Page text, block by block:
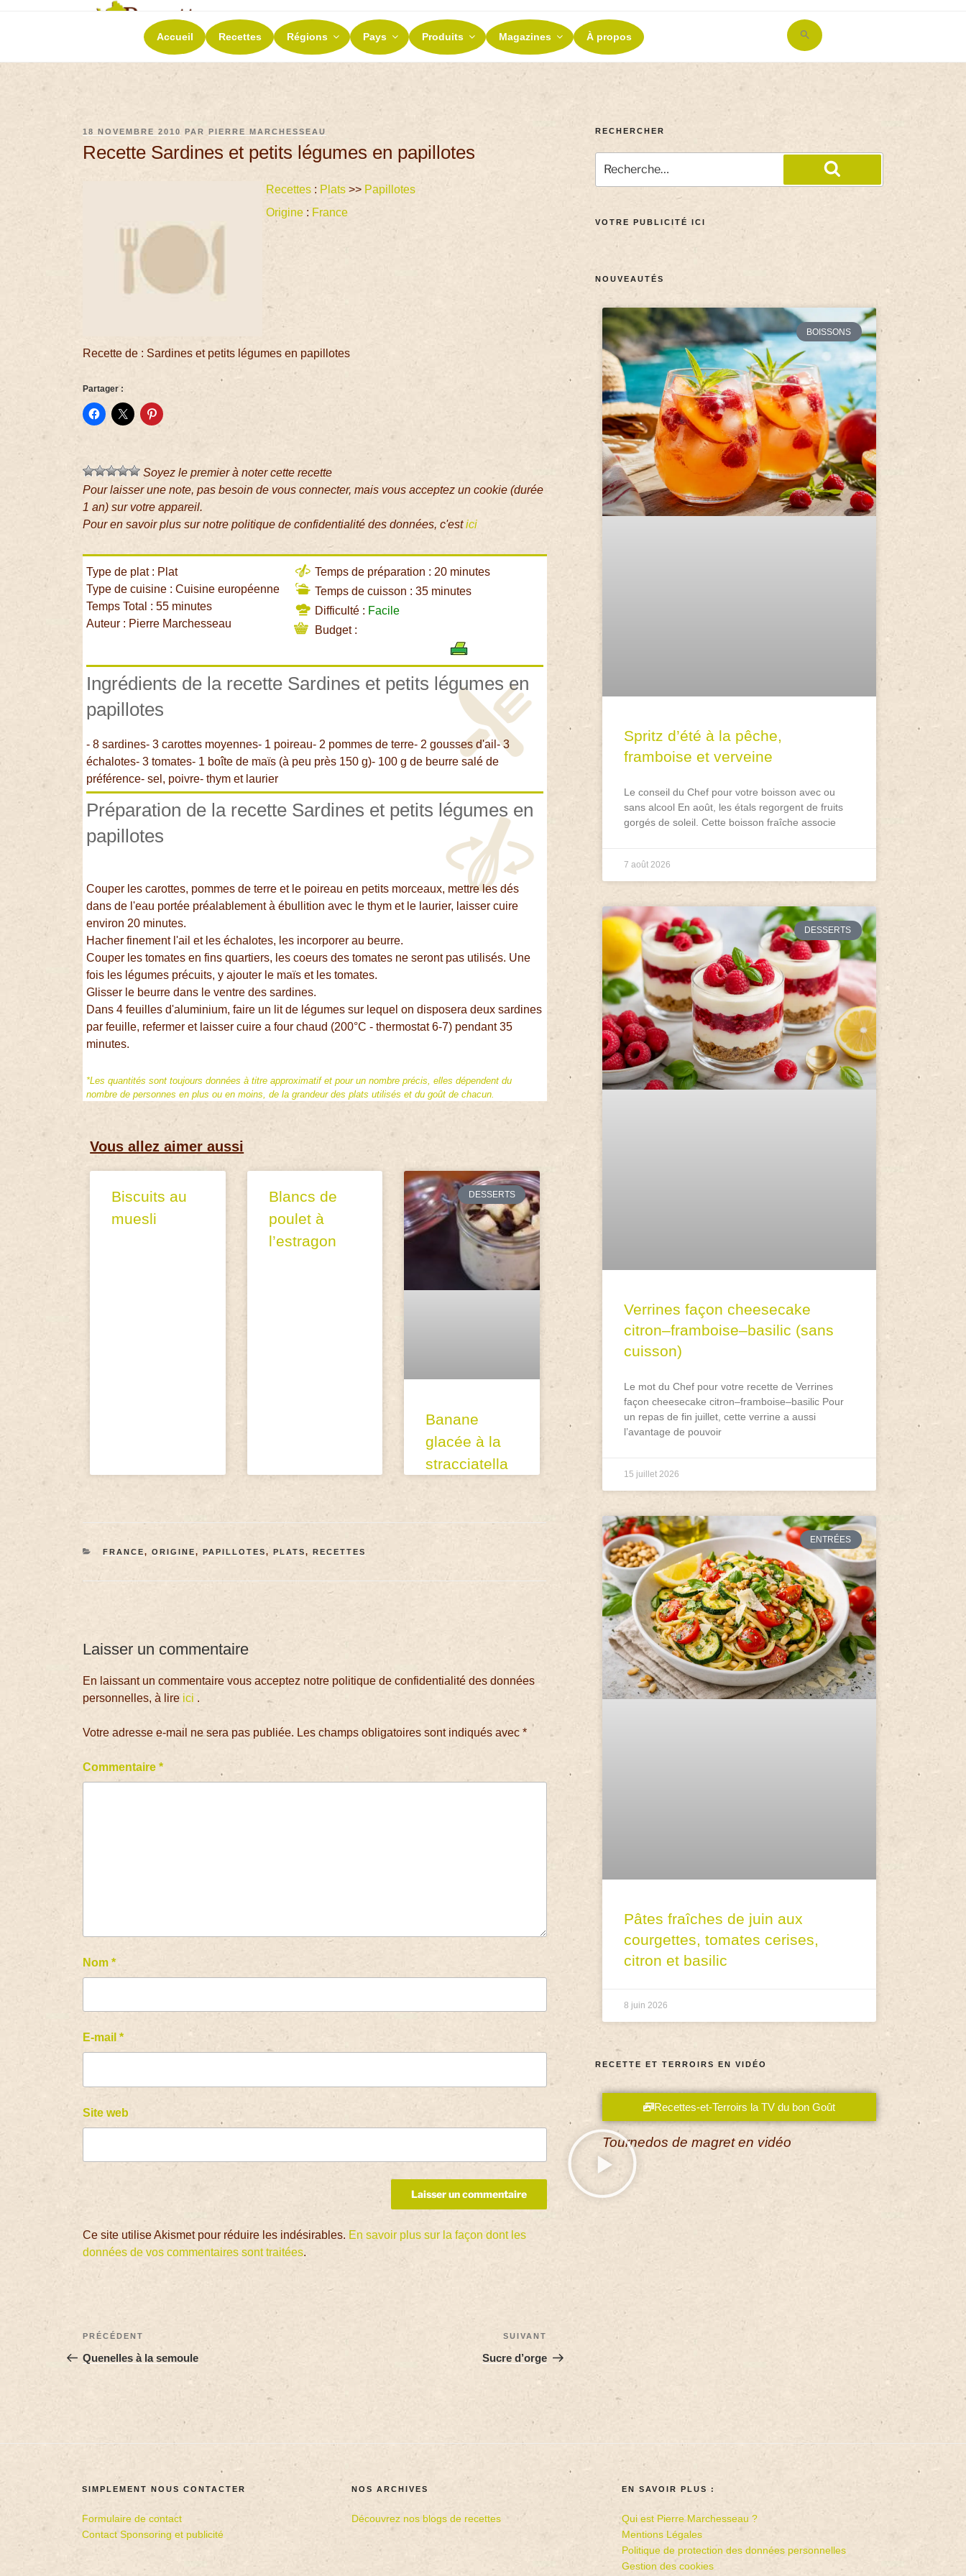
RECETTES ET TERROIRS
La richesse de nos terroirs
Accueil Recettes Régions Pays Produits Magazines À propos
Search
for:
18 NOVEMBRE 2010 PARPIERRE MARCHESSEAU
Recette Sardines et petits légumes en papillotes
Recettes : Plats >> Papillotes
Origine : France
Recette de : Sardines et petits légumes en papillotes
Partager :
Soyez le premier à noter cette recette
Pour laisser une note, pas besoin de vous connecter, mais vous acceptez un cookie (durée
1 an) sur votre appareil.
Pour en savoir plus sur notre politique de confidentialité des données, c'estici
Type de plat : Plat
Type de cuisine : Cuisine européenne
Temps Total : 55 minutes
Auteur : Pierre Marchesseau
Temps de préparation : 20 minutes
Temps de cuisson : 35 minutes
Difficulté : Facile
Budget :
Ingrédients de la recette Sardines et petits légumes en
papillotes
- 8 sardines- 3 carottes moyennes- 1 poireau- 2 pommes de terre- 2 gousses d'ail- 3
échalotes- 3 tomates- 1 boîte de maïs (à peu près 150 g)- 100 g de beurre salé de
préférence- sel, poivre- thym et laurier
Préparation de la recette Sardines et petits légumes en
papillotes
Couper les carottes, pommes de terre et le poireau en petits morceaux, mettre les dés
dans de l'eau portée préalablement à ébullition avec le thym et le laurier, laisser cuire
environ 20 minutes.
Hacher finement l'ail et les échalotes, les incorporer au beurre.
Couper les tomates en fins quartiers, les coeurs des tomates ne seront pas utilisés. Une
fois les légumes précuits, y ajouter le maïs et les tomates.
Glisser le beurre dans le ventre des sardines.
Dans 4 feuilles d'aluminium, faire un lit de légumes sur lequel on disposera deux sardines
par feuille, refermer et laisser cuire a four chaud (200°C - thermostat 6-7) pendant 35
minutes.
*Les quantités sont toujours données à titre approximatif et pour un nombre précis, elles dépendent du
nombre de personnes en plus ou en moins, de la grandeur des plats utilisés et du goût de chacun.
Vous allez aimer aussi
Biscuits au
muesli
Blancs de
poulet à
l’estragon
DESSERTS
Banane
glacée à la
stracciatella
FRANCE, ORIGINE, PAPILLOTES, PLATS, RECETTES
Laisser un commentaire
En laissant un commentaire vous acceptez notre politique de confidentialité des données
personnelles, à lire ici .
Votre adresse e-mail ne sera pas publiée. Les champs obligatoires sont indiqués avec*
Commentaire*
Nom*
E-mail*
Site web
Ce site utilise Akismet pour réduire les indésirables. En savoir plus sur la façon dont les
données de vos commentaires sont traitées.
PRÉCÉDENT
Quenelles à la semoule
SUIVANT
Sucre d’orge
RECHERCHER
VOTRE PUBLICITÉ ICI
NOUVEAUTÉS
BOISSONS
Spritz d’été à la pêche,
framboise et verveine
Le conseil du Chef pour votre boisson avec ou
sans alcool En août, les étals regorgent de fruits
gorgés de soleil. Cette boisson fraîche associe
7 août 2026
DESSERTS
Verrines façon cheesecake
citron–framboise–basilic (sans
cuisson)
Le mot du Chef pour votre recette de Verrines
façon cheesecake citron–framboise–basilic Pour
un repas de fin juillet, cette verrine a aussi
l’avantage de pouvoir
15 juillet 2026
ENTRÉES
Pâtes fraîches de juin aux
courgettes, tomates cerises,
citron et basilic
8 juin 2026
RECETTE ET TERROIRS EN VIDÉO
Recettes-et-Terroirs la TV du bon Goût
Tournedos de magret en vidéo
SIMPLEMENT NOUS CONTACTER
Formulaire de contact
Contact Sponsoring et publicité
NOS ARCHIVES
Découvrez nos blogs de recettes
EN SAVOIR PLUS :
Qui est Pierre Marchesseau ?
Mentions Légales
Politique de protection des données personnelles
Gestion des cookies